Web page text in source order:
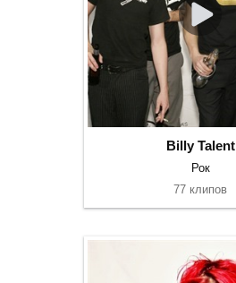
Billy Talent
Рок
77 клипов